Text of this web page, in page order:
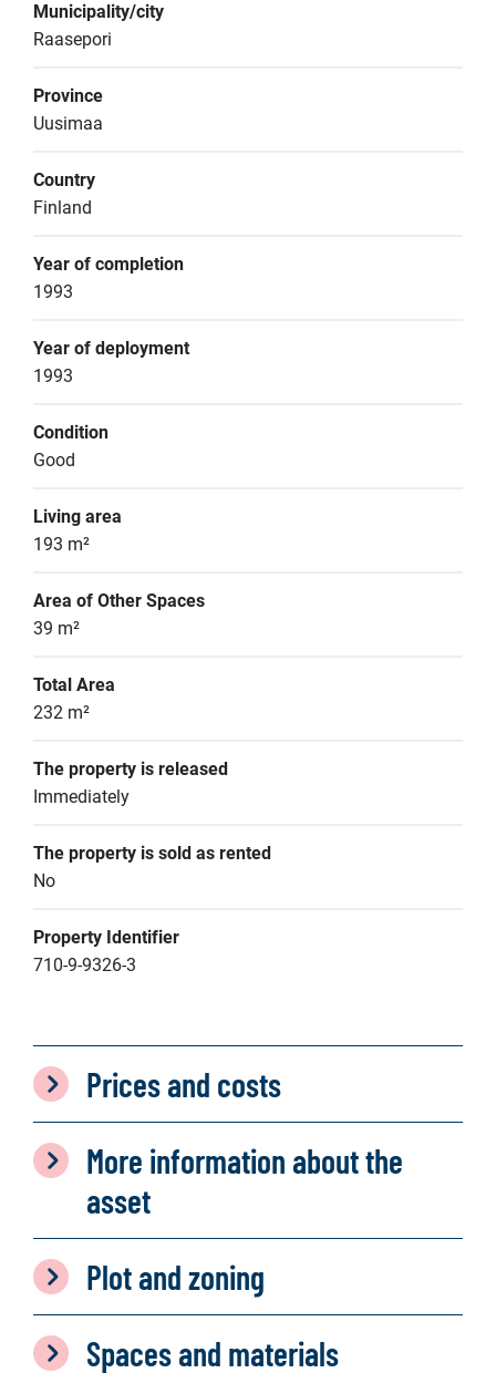
Municipality/city
Raasepori
Province
Uusimaa
Country
Finland
Year of completion
1993
Year of deployment
1993
Condition
Good
Living area
193 m²
Area of Other Spaces
39 m²
Total Area
232 m²
The property is released
Immediately
The property is sold as rented
No
Property Identifier
710-9-9326-3
Prices and costs
More information about the
asset
Plot and zoning
Spaces and materials